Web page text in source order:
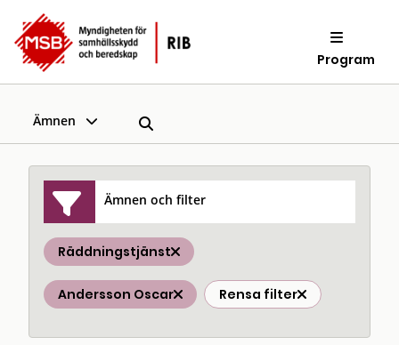
Program
Ämnen
Ämnen och filter
Räddningstjänst
Andersson Oscar Rensa filter